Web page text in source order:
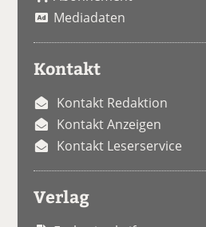
Mediadaten
Kontakt
Kontakt Redaktion
Kontakt Anzeigen
Kontakt Leserservice
Verlag